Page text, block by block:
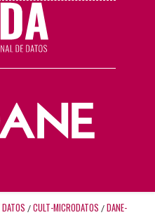
/ CULT-MICRODATOS / DANE-